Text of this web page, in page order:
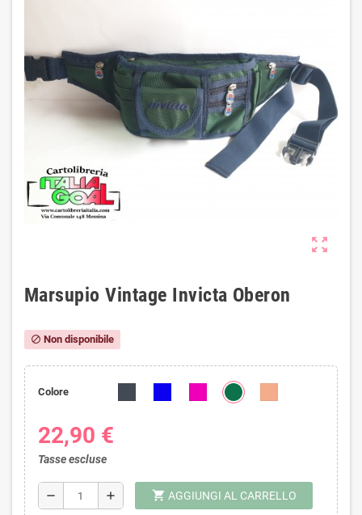
zoom_out_map
Marsupio Vintage Invicta Oberon
block Non disponibile
Colore
22,90 €
Tasse escluse
remove add shopping_cart AGGIUNGI AL CARRELLO